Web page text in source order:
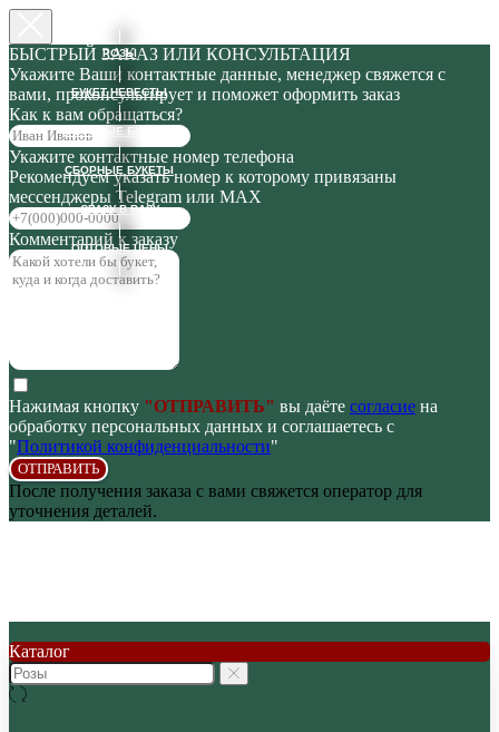
БЫСТРЫЙ ЗАКАЗ ИЛИ КОНСУЛЬТАЦИЯ
Укажите Ваши контактные данные, менеджер свяжется с
вами, проконсультирует и поможет оформить заказ
Как к вам обращаться?
Укажите контактные номер телефона
Рекомендуем указать номер к которому привязаны
мессенджеры Telegram или MAX
Комментарий к заказу
Нажимая кнопку "ОТПРАВИТЬ" вы даёте согласие на
обработку персональных данных и соглашаетесь с
"Политикой конфиденциальности"
ОТПРАВИТЬ
После получения заказа с вами свяжется оператор для
уточнения деталей.
Каталог
РОЗЫ
БУКЕТ НЕВЕСТЫ
ГОТОВЫЕ БУКЕТЫ
СБОРНЫЕ БУКЕТЫ
СРАЗУ В ВАЗУ
ОПТОВЫЕ ЦЕНЫ